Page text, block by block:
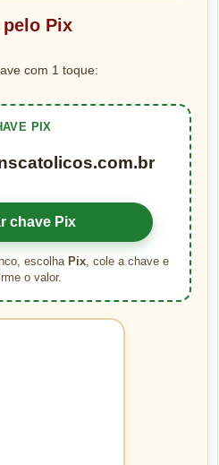
pelo Pix
com 1 toque:
PIX
chave Pix
escolha Pix, cole a chave e
o valor.